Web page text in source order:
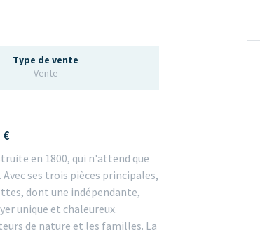
Type de vente
Vente
en 1800, qui n'attend que
ses trois pièces principales,
dont une indépendante,
unique et chaleureux.
de nature et les familles. La